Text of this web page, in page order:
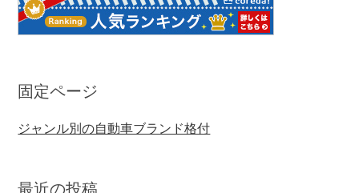
固定ページ
ジャンル別の自動車ブランド格付
最近の投稿